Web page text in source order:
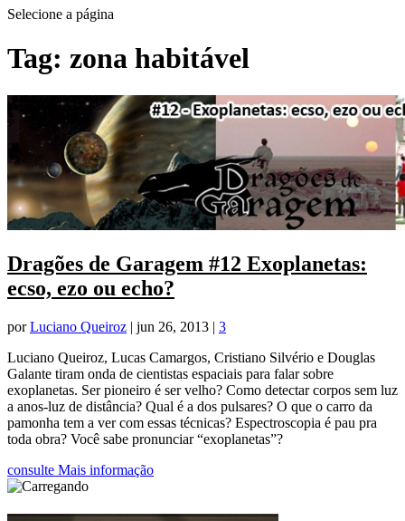
Selecione a página
Tag: zona habitável
Dragões de Garagem #12 Exoplanetas:
ecso, ezo ou echo?
porLuciano Queiroz | jun 26, 2013 | 3
Luciano Queiroz, Lucas Camargos, Cristiano Silvério e Douglas
Galante tiram onda de cientistas espaciais para falar sobre
exoplanetas. Ser pioneiro é ser velho? Como detectar corpos sem luz
a anos-luz de distância? Qual é a dos pulsares? O que o carro da
pamonha tem a ver com essas técnicas? Espectroscopia é pau pra
toda obra? Você sabe pronunciar “exoplanetas”?
consulte Mais informação